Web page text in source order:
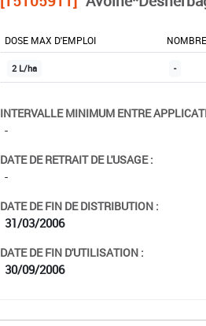
DOSE MAX D'EMPLOI
2 L/ha -
INTERVALLE MINIMUM ENTRE
-
DATE DE RETRAIT DE L'USAGE :
-
DATE DE FIN DE DISTRIBUTION :
31/03/2006
DATE DE FIN D'UTILISATION :
30/09/2006